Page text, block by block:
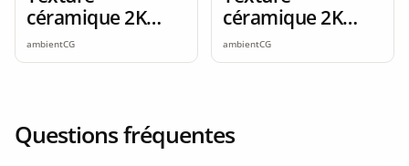
céramique 2K
seamless
ambientCG
céramique 2K
seamless
ambientCG
Questions fréquentes